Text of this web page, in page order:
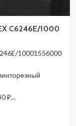
C6246E/1000
10001556000
₽...